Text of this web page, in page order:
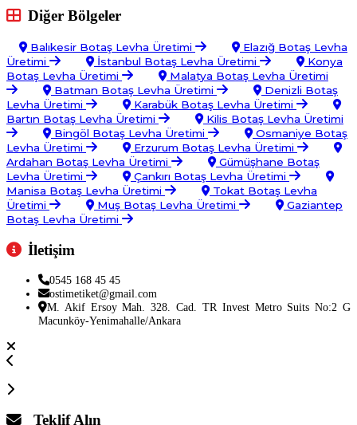
Diğer Bölgeler
Balıkesir Botaş Levha Üretimi
Elazığ Botaş Levha
Üretimi
İstanbul Botaş Levha Üretimi
Konya
Botaş Levha Üretimi
Malatya Botaş Levha Üretimi
Batman Botaş Levha Üretimi
Denizli Botaş
Levha Üretimi
Karabük Botaş Levha Üretimi
Bartın Botaş Levha Üretimi
Kilis Botaş Levha Üretimi
Bingöl Botaş Levha Üretimi
Osmaniye Botaş
Levha Üretimi
Erzurum Botaş Levha Üretimi
Ardahan Botaş Levha Üretimi
Gümüşhane Botaş
Levha Üretimi
Çankırı Botaş Levha Üretimi
Manisa Botaş Levha Üretimi
Tokat Botaş Levha
Üretimi
Muş Botaş Levha Üretimi
Gaziantep
Botaş Levha Üretimi
İletişim
0545 168 45 45
ostimetiket@gmail.com
M. Akif Ersoy Mah. 328. Cad. TR Invest Metro Suits No:2 G
Macunköy-Yenimahalle/Ankara
Teklif Alın